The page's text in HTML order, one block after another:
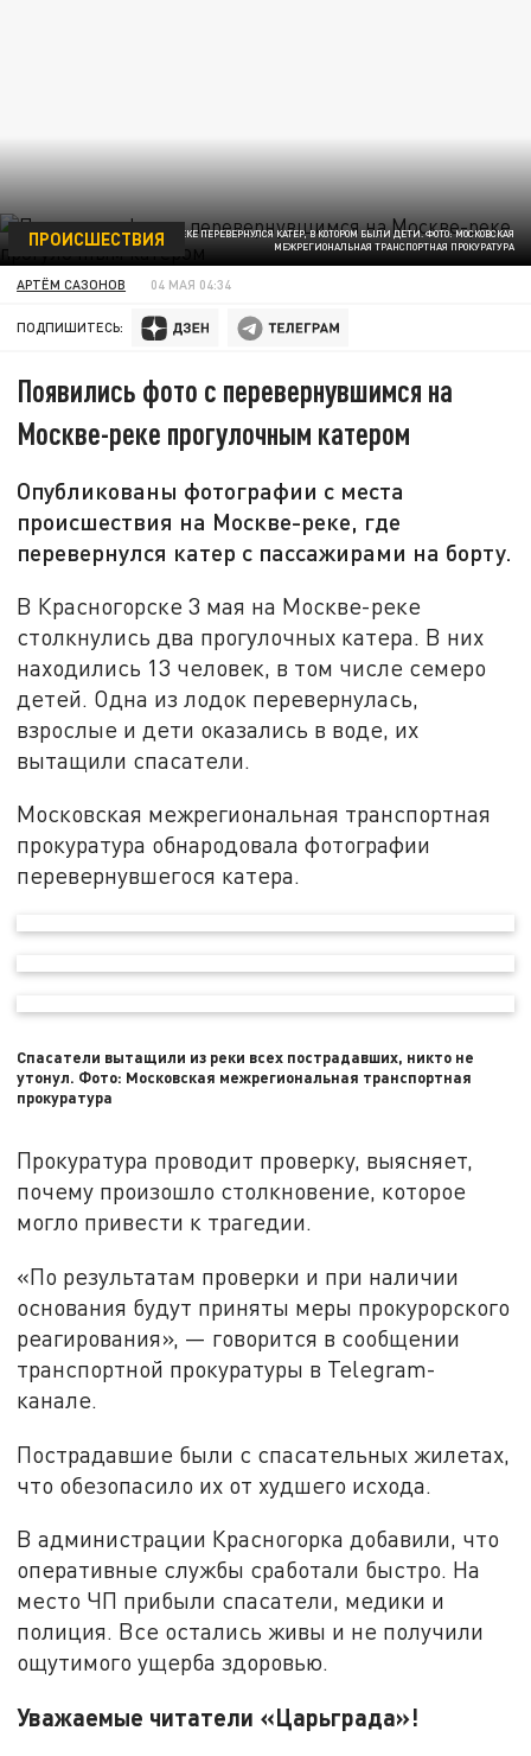
НА МОСКВЕ-РЕКЕ ПЕРЕВЕРНУЛСЯ КАТЕР, В КОТОРОМ БЫЛИ ДЕТИ. ФОТО: МОСКОВСКАЯ
МЕЖРЕГИОНАЛЬНАЯ ТРАНСПОРТНАЯ ПРОКУРАТУРА
ПРОИСШЕСТВИЯ
АРТЁМ САЗОНОВ 04 МАЯ 04:34
ПОДПИШИТЕСЬ:
Появились фото с перевернувшимся на
Москве-реке прогулочным катером
Опубликованы фотографии с места
происшествия на Москве-реке, где
перевернулся катер с пассажирами на борту.
В Красногорске 3 мая на Москве-реке
столкнулись два прогулочных катера. В них
находились 13 человек, в том числе семеро
детей. Одна из лодок перевернулась,
взрослые и дети оказались в воде, их
вытащили спасатели.
Московская межрегиональная транспортная
прокуратура обнародовала фотографии
перевернувшегося катера.
Спасатели вытащили из реки всех пострадавших, никто не
утонул. Фото: Московская межрегиональная транспортная
прокуратура
Прокуратура проводит проверку, выясняет,
почему произошло столкновение, которое
могло привести к трагедии.
«По результатам проверки и при наличии
основания будут приняты меры прокурорского
реагирования», — говорится в сообщении
транспортной прокуратуры в Telegram-
канале.
Пострадавшие были с спасательных жилетах,
что обезопасило их от худшего исхода.
В администрации Красногорка добавили, что
оперативные службы сработали быстро. На
место ЧП прибыли спасатели, медики и
полиция. Все остались живы и не получили
ощутимого ущерба здоровью.
Уважаемые читатели «Царьграда»!